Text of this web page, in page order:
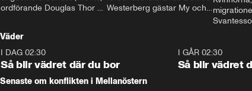
ordförande Douglas Thor
tonårsutvisningarna och hur
Moderaterna ska locka
väljare till valet i höst.
Westerberg gästar My och
Väder
I DAG 02:30
Så blir vädret där du bor
I GÅR 02:30
Så blir vädret
Senaste om konflikten i Mellanöstern